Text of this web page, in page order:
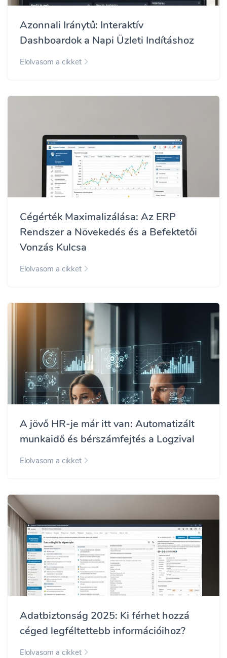
Azonnali Iránytű: Interaktív
Dashboardok a Napi Üzleti Indításhoz
Elolvasom a cikket
Cégérték Maximalizálása: Az ERP
Rendszer a Növekedés és a Befektetői
Vonzás Kulcsa
Elolvasom a cikket
A jövő HR-je már itt van: Automatizált
munkaidő és bérszámfejtés a Logzival
Elolvasom a cikket
Adatbiztonság 2025: Ki férhet hozzá
céged legféltettebb információihoz?
Elolvasom a cikket